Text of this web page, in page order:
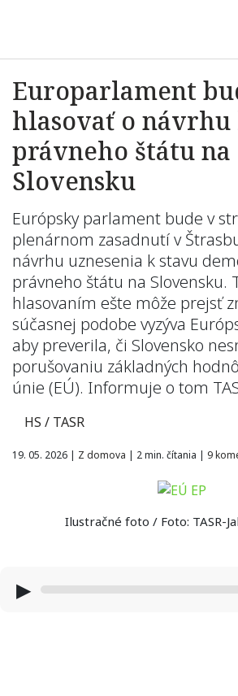
Europarlament
hlasovať o návrhu
právneho štátu na
Slovensku
Európsky parlament bude v
plenárnom zasadnutí v
návrhu uznesenia k stavu
právneho štátu na Slovensku.
hlasovaním ešte môže prejsť
súčasnej podobe vyzýva
aby preverila, či Slovensko
porušovaniu základných
únie (EÚ). Informuje o tom
HS / TASR
19. 05. 2026 | Z domova | 2 min. čítania | 9
Ilustračné foto / Foto: TASR-
▶